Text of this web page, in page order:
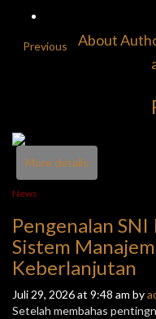
Previous
About
More details
News
Pengenalan
Sistem
Keberlanjutan
Juli 29, 2026 at 9:48 am by
Setelah membahas